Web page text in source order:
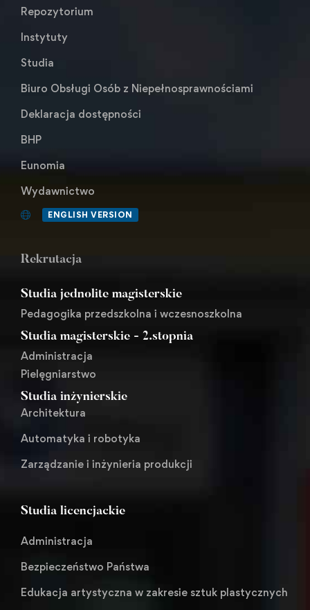
Repozytorium
Instytuty
Studia
Biuro Obsługi Osób z Niepełnosprawnościami
Deklaracja dostępności
BHP
Eunomia
Wydawnictwo
ENGLISH VERSION
Rekrutacja
Studia jednolite magisterskie
Pedagogika przedszkolna i wczesnoszkolna
Studia magisterskie - 2.stopnia
Administracja
Pielęgniarstwo
Studia inżynierskie
Architektura
Automatyka i robotyka
Zarządzanie i inżynieria produkcji
Studia licencjackie
Administracja
Bezpieczeństwo Państwa
Edukacja artystyczna w zakresie sztuk plastycznych